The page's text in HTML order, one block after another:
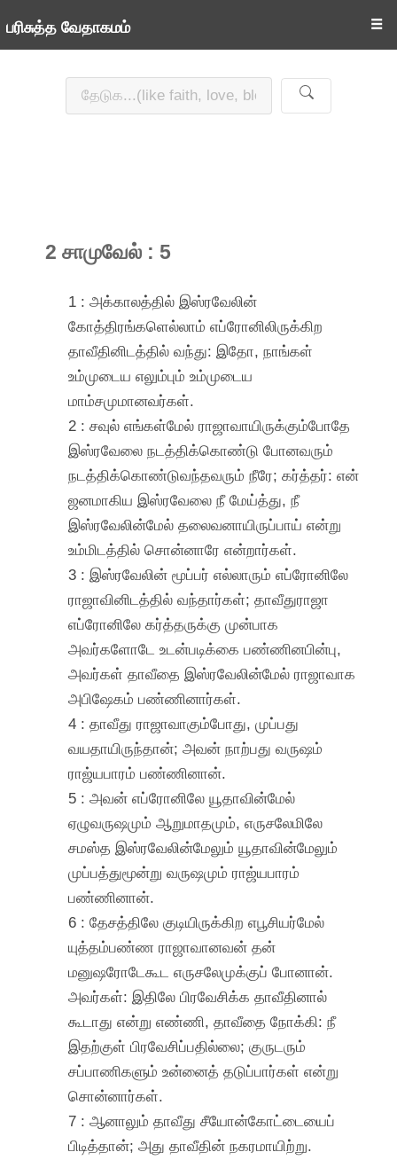
பரிசுத்த வேதாகமம் ☰
2 சாமுவேல் : 5
1 : அக்காலத்தில் இஸ்ரவேலின்
கோத்திரங்களெல்லாம் எப்ரோனிலிருக்கிற
தாவீதினிடத்தில் வந்து: இதோ, நாங்கள்
உம்முடைய எலும்பும் உம்முடைய
மாம்சமுமானவர்கள்.
2 : சவுல் எங்கள்மேல் ராஜாவாயிருக்கும்போதே
இஸ்ரவேலை நடத்திக்கொண்டு போனவரும்
நடத்திக்கொண்டுவந்தவரும் நீரே; கர்த்தர்: என்
ஜனமாகிய இஸ்ரவேலை நீ மேய்த்து, நீ
இஸ்ரவேலின்மேல் தலைவனாயிருப்பாய் என்று
உம்மிடத்தில் சொன்னாரே என்றார்கள்.
3 : இஸ்ரவேலின் மூப்பர் எல்லாரும் எப்ரோனிலே
ராஜாவினிடத்தில் வந்தார்கள்; தாவீதுராஜா
எப்ரோனிலே கர்த்தருக்கு முன்பாக
அவர்களோடே உடன்படிக்கை பண்ணினபின்பு,
அவர்கள் தாவீதை இஸ்ரவேலின்மேல் ராஜாவாக
அபிஷேகம் பண்ணினார்கள்.
4 : தாவீது ராஜாவாகும்போது, முப்பது
வயதாயிருந்தான்; அவன் நாற்பது வருஷம்
ராஜ்யபாரம் பண்ணினான்.
5 : அவன் எப்ரோனிலே யூதாவின்மேல்
ஏழுவருஷமும் ஆறுமாதமும், எருசலேமிலே
சமஸ்த இஸ்ரவேலின்மேலும் யூதாவின்மேலும்
முப்பத்துமூன்று வருஷமும் ராஜ்யபாரம்
பண்ணினான்.
6 : தேசத்திலே குடியிருக்கிற எபூசியர்மேல்
யுத்தம்பண்ண ராஜாவானவன் தன்
மனுஷரோடேகூட எருசலேமுக்குப் போனான்.
அவர்கள்: இதிலே பிரவேசிக்க தாவீதினால்
கூடாது என்று எண்ணி, தாவீதை நோக்கி: நீ
இதற்குள் பிரவேசிப்பதில்லை; குருடரும்
சப்பாணிகளும் உன்னைத் தடுப்பார்கள் என்று
சொன்னார்கள்.
7 : ஆனாலும் தாவீது சீயோன்கோட்டையைப்
பிடித்தான்; அது தாவீதின் நகரமாயிற்று.